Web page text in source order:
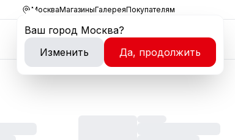
Москва
Ваш город Москва?
Изменить
Да, продолжить
МагазиныГалереяПокупателям